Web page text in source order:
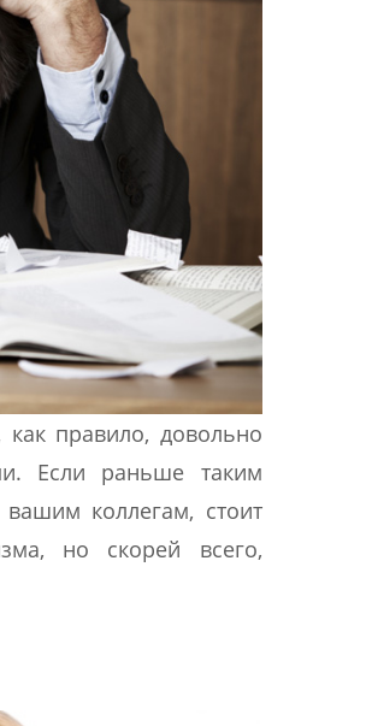
правило, довольно
Если раньше таким
коллегам, стоит
но скорей всего,